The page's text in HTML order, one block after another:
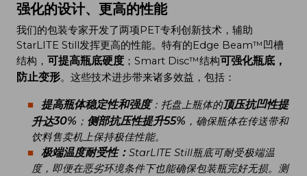
强化的设计、更高的性能
我们的包装专家开发了两项PET专利创新技术，辅助
StarLITE Still发挥更高的性能。特有的Edge Beam™凹槽
结构， 可提高瓶底硬度 ；Smart Disc™结构可强化瓶底，
防止变形。这些技术进步带来诸多效益，包括：
提高瓶体稳定性和强度：托盘上瓶体的顶压抗凹性提
升达30% ； 侧部抗压性提升55% ，确保瓶体在传送带和
饮料售卖机上保持极佳性能。
极端温度耐受性：StarLITE Still瓶底可耐受极端温
度，即便在恶劣环境条件下也能确保包装瓶完好无损。测